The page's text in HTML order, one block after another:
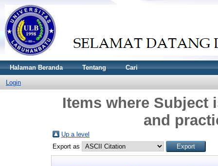
Halaman Beranda Tentang Cari
Login
Items where Subject
and
Up a level
Export as